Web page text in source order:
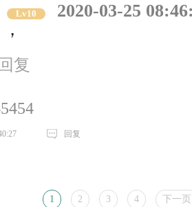
Lv10
2020-03-25
回复
回复
1 2 3 4 下一页